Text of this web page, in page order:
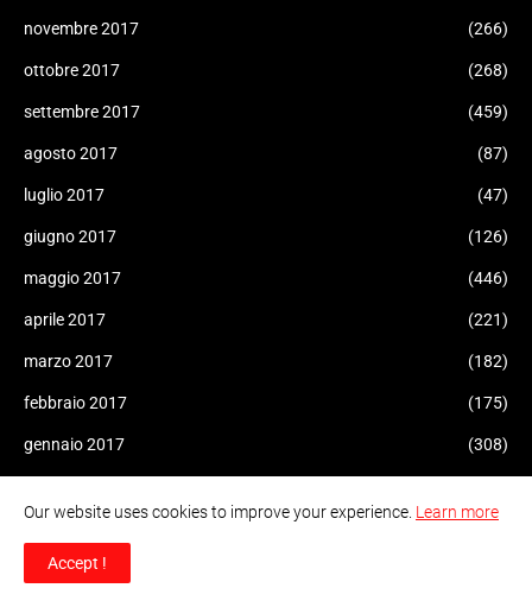
novembre 2017 (266)
ottobre 2017 (268)
settembre 2017 (459)
agosto 2017 (87)
luglio 2017 (47)
giugno 2017 (126)
maggio 2017 (446)
aprile 2017 (221)
marzo 2017 (182)
febbraio 2017 (175)
gennaio 2017 (308)
ottobre 2016
Our website uses cookies to improve your experience. Learn more
Accept !